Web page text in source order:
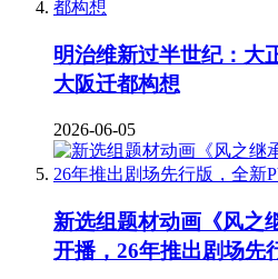
明治维新过半世纪：大
大阪迁都构想
2026-06-05
新选组题材动画《风之
开播，26年推出剧场先